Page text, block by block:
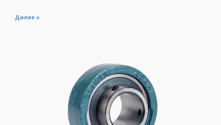
Далее »